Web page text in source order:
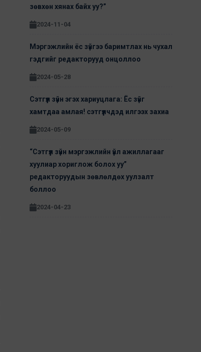
зөвхөн хянах байх уу?”
2024-11-04
Мэргэжлийн ёс зүйгээ баримтлах нь чухал
гэдгийг редакторууд онцоллоо
2024-05-28
Сэтгүүл зүйн эгэх хариуцлага: Ёс зүйг
хамтдаа амлая! сэтгүүлчдэд илгээх захиа
2024-05-09
“Сэтгүүл зүйн мэргэжлийн үйл ажиллагааг
хуулиар хориглож болох уу”
редакторуудын зөвлөлдөх уулзалт
боллоо
2024-04-23